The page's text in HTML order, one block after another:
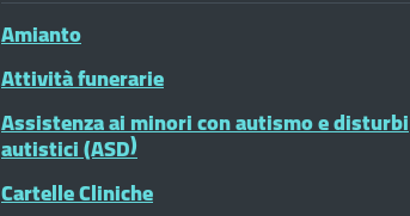
Amianto
Attività funerarie
Assistenza ai minori con autismo e disturbi
autistici (ASD)
Cartelle Cliniche